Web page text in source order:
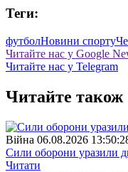
Теги:
футболНовини спорту
Читайте нас у Google
Читайте нас у Telegram
Читайте також
Війна 06.08.2026
Сили оборони уразили
Читати